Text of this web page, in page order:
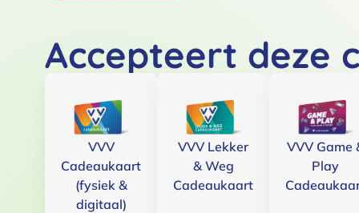
Accepteert deze
VVV
Cadeaukaart
(fysiek &
digitaal)
VVV Lekker
& Weg
Cadeaukaart
VVV Game
Play